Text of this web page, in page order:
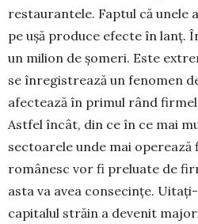
restaurantele. Faptul că unele
pe ușă produce efecte în lanț.
un milion de șomeri. Este
se înregistrează un fenomen
afectează în primul rând
Astfel încât, din ce în ce mai
sectoarele unde mai operează
românesc vor fi preluate de
asta va avea consecințe.
capitalul străin a devenit